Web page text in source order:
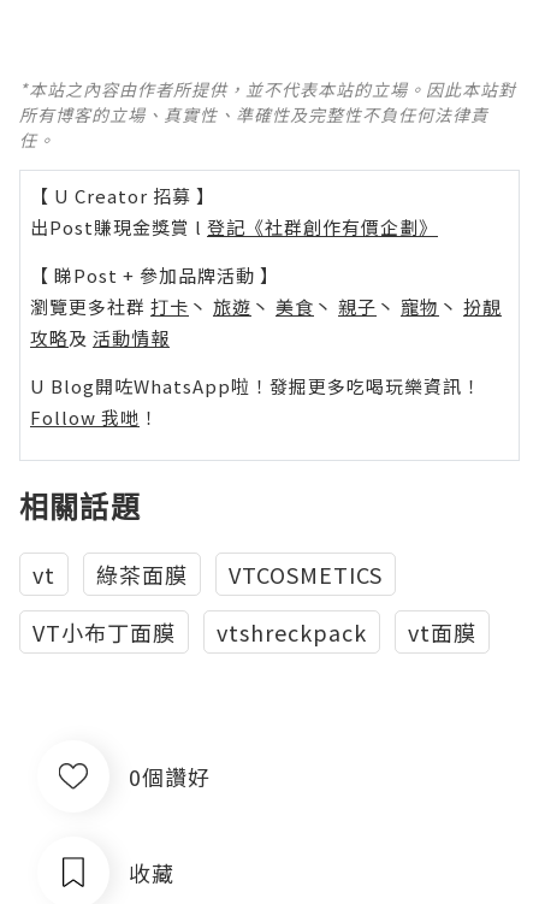
*本站之內容由作者所提供，並不代表本站的立場。因此本站對
所有博客的立場、真實性、準確性及完整性不負任何法律責
任。
【 U Creator 招募 】
出Post賺現金獎賞 l 登記《社群創作有價企劃》
【 睇Post + 參加品牌活動 】
瀏覽更多社群 打卡 丶 旅遊 丶 美食 丶 親子 丶 寵物 丶 扮靚
攻略及 活動情報
U Blog開咗WhatsApp啦！發掘更多吃喝玩樂資訊！
Follow 我哋 ！
相關話題
vt 綠茶面膜
VTCOSMETICS
VT小布丁面膜
vtshreckpack vt面膜
0個讚好
收藏